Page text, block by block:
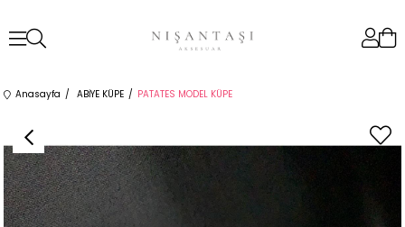
Anasayfa ABİYE KÜPE PATATES MODEL KÜPE